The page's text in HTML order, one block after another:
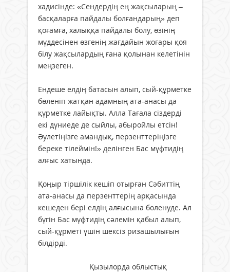
хадисінде: «Сендердің ең жақсыларың –
басқаларға пайдалы болғандарың» деп
қоғамға, халыққа пайдалы болу, өзінің
мүддесінен өзгенің жағдайын жоғары қоя
білу жақсылардың ғана қолынан келетінін
меңзеген.
Ендеше елдің батасын алып, сый-құрметке
бөленіп жатқан адамның ата-анасы да
құрметке лайықты. Алла Тағала сіздерді
екі дүниеде де сыйлы, абыройлы етсін!
Әулетіңізге амандық, перзенттеріңізге
береке тілеймін!» делінген Бас мүфтидің
алғыс хатында.
Қоңыр тіршілік кешіп отырған Сәбиттің
ата-анасы да перзенттерің арқасында
кешеден бері елдің алғысына бөленуде. Ал
бүгін Бас мүфтидің сәлемін қабыл алып,
сый-құрметі үшін шексіз ризашылығын
білдірді.
Қызылорда облыстық